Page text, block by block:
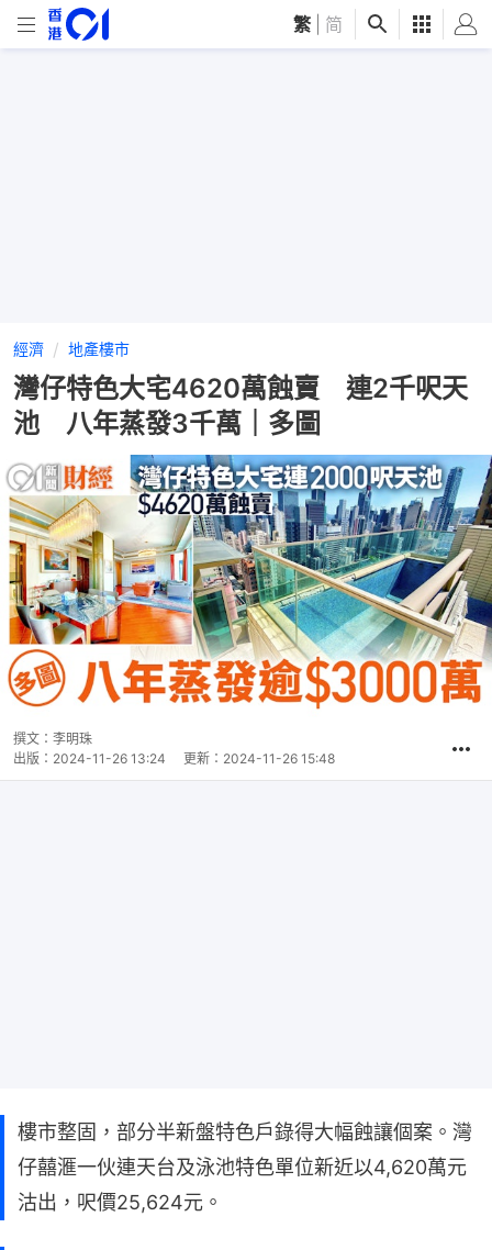
繁 简
經濟 地產樓市
灣仔特色大宅4620萬蝕賣 連2千呎天
池 八年蒸發3千萬｜多圖
撰文： 李明珠
出版： 2024-11-26 13:24 更新： 2024-11-26 15:48
樓市整固，部分半新盤特色戶錄得大幅蝕讓個案。灣
仔囍滙一伙連天台及泳池特色單位新近以4,620萬元
沽出，呎價25,624元。